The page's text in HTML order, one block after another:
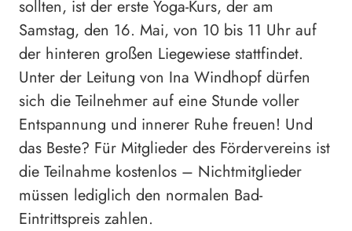
sollten, ist der erste Yoga-Kurs, der am
Samstag, den 16. Mai, von 10 bis 11 Uhr auf
der hinteren großen Liegewiese stattfindet.
Unter der Leitung von Ina Windhopf dürfen
sich die Teilnehmer auf eine Stunde voller
Entspannung und innerer Ruhe freuen! Und
das Beste? Für Mitglieder des Fördervereins ist
die Teilnahme kostenlos – Nichtmitglieder
müssen lediglich den normalen Bad-
Eintrittspreis zahlen.